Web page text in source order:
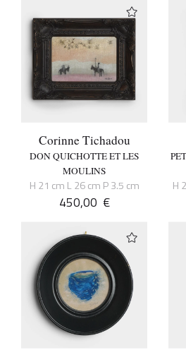
Corinne Tichadou
DON QUICHOTTE ET LES
MOULINS
H 21 cm L 26 cm P 3.5 cm
450,00 €
H